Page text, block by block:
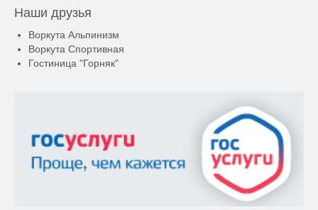
Наши друзья
Воркута Альпинизм
Воркута Спортивная
Гостиница "Горняк"